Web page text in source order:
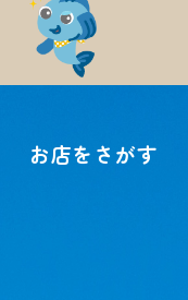
お店をさがす